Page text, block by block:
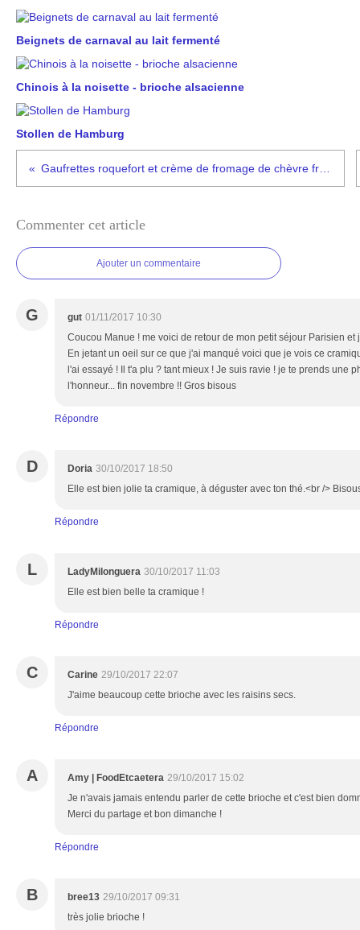
Beignets de carnaval au lait fermenté
Chinois à la noisette - brioche alsacienne
Stollen de Hamburg
Commenter cet article
Ajouter un commentaire
G gut 01/11/2017 10:30
Coucou Manue ! me voici de retour de mon petit séjour Parisien et
En jetant un oeil sur ce que j'ai manqué voici que je vois ce
l'ai essayé ! Il t'a plu ? tant mieux ! Je suis ravie ! je te prends une
l'honneur... fin novembre !! Gros bisous
Répondre
D Doria 30/10/2017 18:50
Elle est bien jolie ta cramique, à déguster avec ton thé.<br />
Répondre
L LadyMilonguera 30/10/2017 11:03
Elle est bien belle ta cramique !
Répondre
C Carine 29/10/2017 22:07
J'aime beaucoup cette brioche avec les raisins secs.
Répondre
A Amy | FoodEtcaetera 29/10/2017 15:02
Je n'avais jamais entendu parler de cette brioche et c'est bien
Merci du partage et bon dimanche !
Répondre
B bree13 29/10/2017 09:31
très jolie brioche !